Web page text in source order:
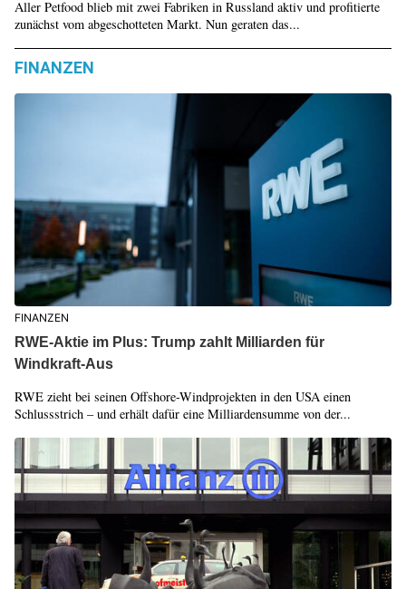
Aller Petfood blieb mit zwei Fabriken in Russland aktiv und profitierte
zunächst vom abgeschotteten Markt. Nun geraten das...
FINANZEN
FINANZEN
RWE-Aktie im Plus: Trump zahlt Milliarden für
Windkraft-Aus
RWE zieht bei seinen Offshore-Windprojekten in den USA einen
Schlussstrich – und erhält dafür eine Milliardensumme von der...